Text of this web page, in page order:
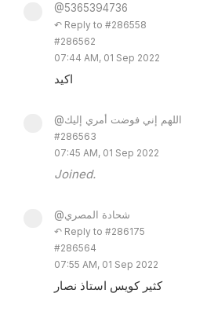
@5365394736
↶ Reply to #286558
#286562
07:44 AM, 01 Sep 2022
اكيد
@اللهم إني فوضت أمري إليك
#286563
07:45 AM, 01 Sep 2022
Joined.
@شحادة المصري
↶ Reply to #286175
#286564
07:55 AM, 01 Sep 2022
كثير كويس استاذ نصار